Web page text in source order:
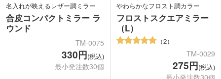
名入れが映えるレザー調ミラー
合皮コンパクトミラー ラ
ウンド
TM-0075
330円(税込)
最小発注数30個
やわらかなフロスト調カラー
フロストスクエアミラー
（L）
2
TM-0029
275円(税込)